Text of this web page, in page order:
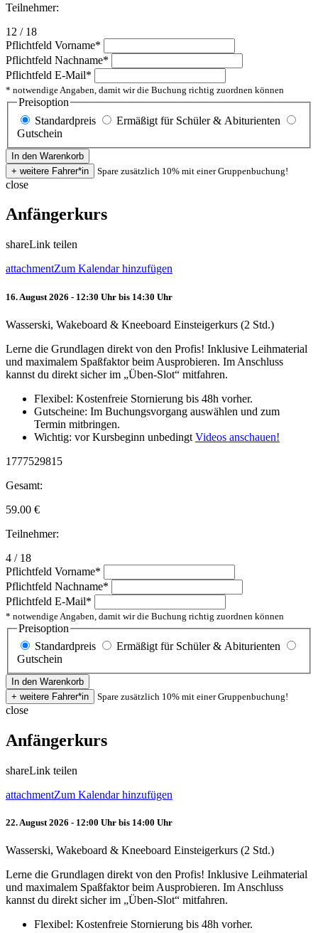
Teilnehmer:
12 / 18
Pflichtfeld Vorname*
Pflichtfeld Nachname*
Pflichtfeld E-Mail*
* notwendige Angaben, damit wir die Buchung richtig zuordnen können
Preisoption
Standardpreis
Ermäßigt für Schüler & Abiturienten
Gutschein
Spare zusätzlich 10% mit einer Gruppenbuchung!
close
Anfängerkurs
shareLink teilen
attachmentZum Kalendar hinzufügen
16. August 2026 - 12:30 Uhr bis 14:30 Uhr
Wasserski, Wakeboard & Kneeboard Einsteigerkurs (2 Std.)
Lerne die Grundlagen direkt von den Profis! Inklusive Leihmaterial
und maximalem Spaßfaktor beim Ausprobieren. Im Anschluss
kannst du direkt sicher im „Üben-Slot“ mitfahren.
Flexibel: Kostenfreie Stornierung bis 48h vorher.
Gutscheine: Im Buchungsvorgang auswählen und zum
Termin mitbringen.
Wichtig: vor Kursbeginn unbedingt Videos anschauen!
1777529815
Gesamt:
59.00 €
Teilnehmer:
4 / 18
Pflichtfeld Vorname*
Pflichtfeld Nachname*
Pflichtfeld E-Mail*
* notwendige Angaben, damit wir die Buchung richtig zuordnen können
Preisoption
Standardpreis
Ermäßigt für Schüler & Abiturienten
Gutschein
Spare zusätzlich 10% mit einer Gruppenbuchung!
close
Anfängerkurs
shareLink teilen
attachmentZum Kalendar hinzufügen
22. August 2026 - 12:00 Uhr bis 14:00 Uhr
Wasserski, Wakeboard & Kneeboard Einsteigerkurs (2 Std.)
Lerne die Grundlagen direkt von den Profis! Inklusive Leihmaterial
und maximalem Spaßfaktor beim Ausprobieren. Im Anschluss
kannst du direkt sicher im „Üben-Slot“ mitfahren.
Flexibel: Kostenfreie Stornierung bis 48h vorher.